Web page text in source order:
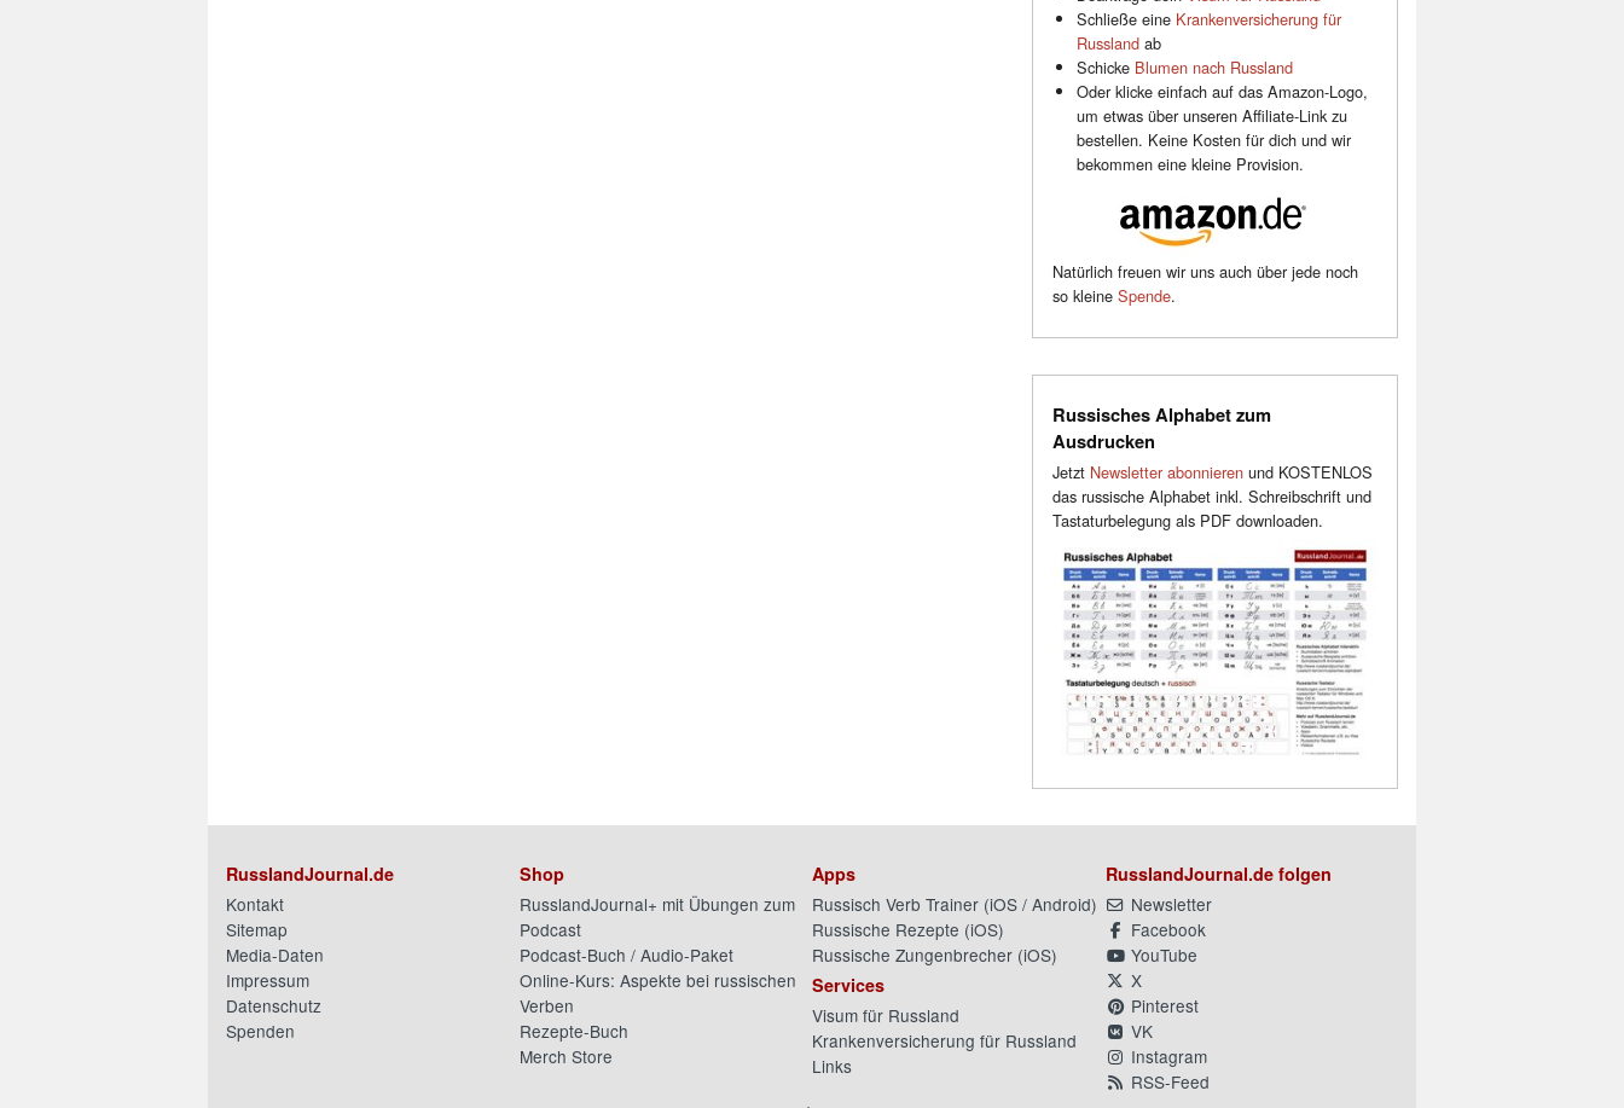
Schließe eine Krankenversicherung für
Russlandab
Schicke Blumen nach Russland
Oder klicke einfach auf das Amazon-Logo,
um etwas über unseren Affiliate-Link zu
bestellen. Keine Kosten für dich und wir
bekommen eine kleine Provision.
Natürlich freuen wir uns auch über jede noch
so kleine Spende.
Russisches Alphabet zum
Ausdrucken
Jetzt Newsletter abonnierenund KOSTENLOS
das russische Alphabet inkl. Schreibschrift und
Tastaturbelegung als PDF downloaden.
RusslandJournal.de
Kontakt
Sitemap
Media-Daten
Impressum
Datenschutz
Spenden
Shop
RusslandJournal+ mit Übungen zum
Podcast
Podcast-Buch / Audio-Paket
Online-Kurs: Aspekte bei russischen
Verben
Rezepte-Buch
Merch Store
Apps
Russisch Verb Trainer (iOS / Android)
Russische Rezepte (iOS)
Russische Zungenbrecher (iOS)
Services
Visum für Russland
Krankenversicherung für Russland
Links
RusslandJournal.de folgen
Newsletter
Facebook
YouTube
X
Pinterest
VK
Instagram
RSS-Feed